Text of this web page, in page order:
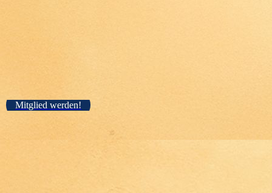
Mitglied werden!